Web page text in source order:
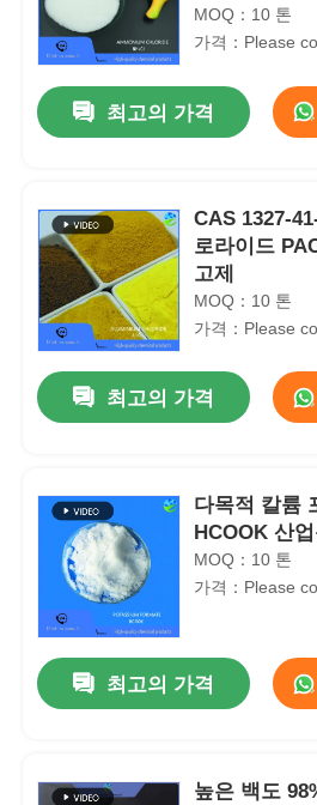
MOQ：10 톤
가격：Please
최고의 가격
CAS 1327-
로라이드
고제
MOQ：10 톤
가격：Please
최고의 가격
다목적 칼륨
HCOOK 산
MOQ：10 톤
가격：Please
최고의 가격
높은 백도